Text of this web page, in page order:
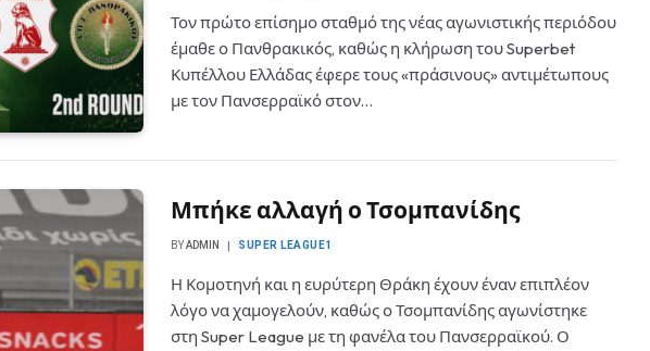
Τον πρώτο επίσημο σταθμό της νέας αγωνιστικής περιόδου
έμαθε ο Πανθρακικός, καθώς η κλήρωση του Superbet
Κυπέλλου Ελλάδας έφερε τους «πράσινους» αντιμέτωπους
με τον Πανσερραϊκό στον…
Μπήκε αλλαγή ο Τσομπανίδης
BYADMIN SUPER LEAGUE1
Η Κομοτηνή και η ευρύτερη Θράκη έχουν έναν επιπλέον
λόγο να χαμογελούν, καθώς ο Τσομπανίδης αγωνίστηκε
στη Super League με τη φανέλα του Πανσερραϊκού. Ο